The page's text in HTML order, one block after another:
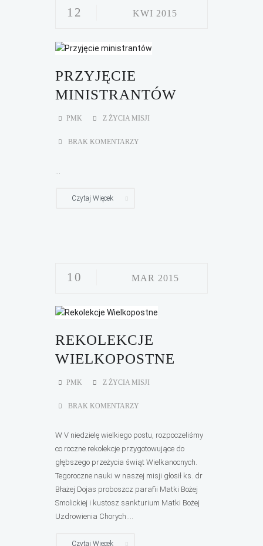
12 KWI 2015
PRZYJĘCIE
MINISTRANTÓW
PMK Z ŻYCIA MISJI
BRAK KOMENTARZY
Czytaj Więcek
10 MAR 2015
REKOLEKCJE
WIELKOPOSTNE
PMK Z ŻYCIA MISJI
BRAK KOMENTARZY
W V niedzielę wielkiego postu, rozpoczeliśmy
co roczne rekolekcje przygotowujące do
głębszego przeżycia świąt Wielkanocnych.
Tegoroczne nauki w naszej misji głosił ks. dr
Błażej Dojas proboszcz parafii Matki Bożej
Smolickiej i kustosz sankturium Matki Bożej
Uzdrowienia Chorych....
Czytaj Więcek